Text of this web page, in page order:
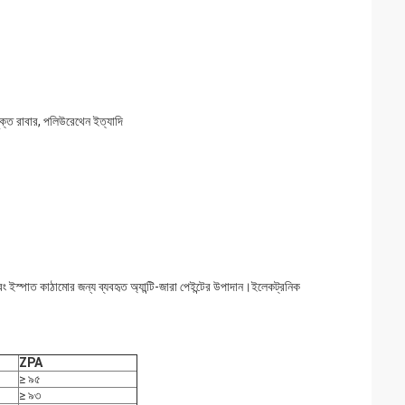
রাবার, পলিউরেথেন ইত্যাদি
কাঠামোর জন্য ব্যবহৃত অ্যান্টি-জারা পেইন্টের উপাদান।ইলেকট্রনিক
ZPA
≥ ৯৫
≥ ৯৩